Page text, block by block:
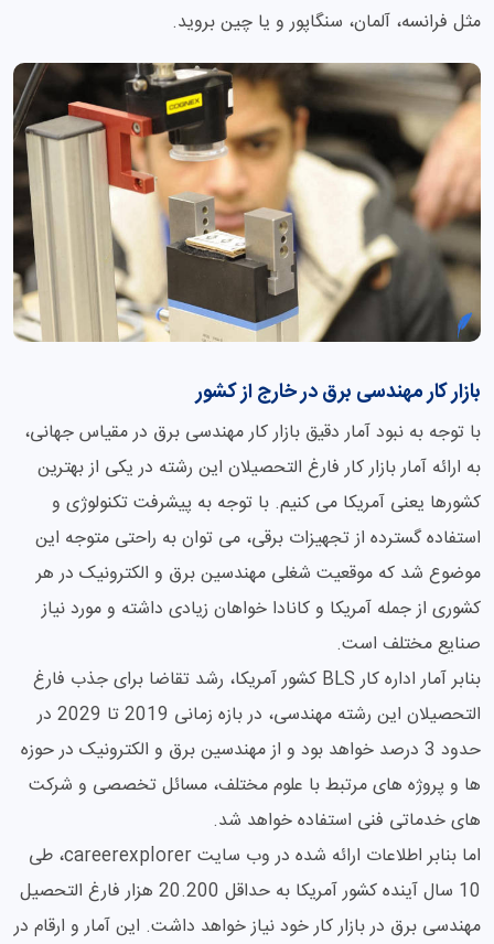
مثل فرانسه، آلمان، سنگاپور و یا چین بروید.
بازار کار مهندسی برق در خارج از کشور
با توجه به نبود آمار دقیق بازار کار مهندسی برق در مقیاس جهانی،
به ارائه آمار بازار کار فارغ التحصیلان این رشته در یکی از بهترین
کشورها یعنی آمریکا می کنیم. با توجه به پیشرفت تکنولوژی و
استفاده گسترده از تجهیزات برقی، می توان به راحتی متوجه این
موضوع شد که موقعیت شغلی مهندسین برق و الکترونیک در هر
کشوری از جمله آمریکا و کانادا خواهان زیادی داشته و مورد نیاز
صنایع مختلف است.
بنابر آمار اداره کار BLS کشور آمریکا، رشد تقاضا برای جذب فارغ
التحصیلان این رشته مهندسی، در بازه زمانی 2019 تا 2029 در
حدود 3 درصد خواهد بود و از مهندسین برق و الکترونیک در حوزه
ها و پروژه های مرتبط با علوم مختلف، مسائل تخصصی و شرکت
های خدماتی فنی استفاده خواهد شد.
اما بنابر اطلاعات ارائه شده در وب سایت careerexplorer، طی
10 سال آینده کشور آمریکا به حداقل 20.200 هزار فارغ التحصیل
مهندسی برق در بازار کار خود نیاز خواهد داشت. این آمار و ارقام در